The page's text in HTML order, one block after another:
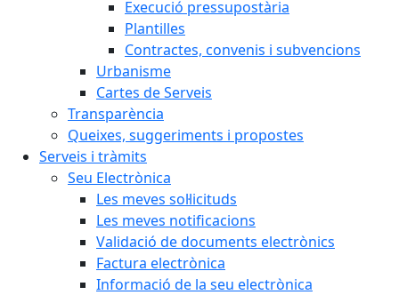
Execució pressupostària
Plantilles
Contractes, convenis i subvencions
Urbanisme
Cartes de Serveis
Transparència
Queixes, suggeriments i propostes
Serveis i tràmits
Seu Electrònica
Les meves sol·licituds
Les meves notificacions
Validació de documents electrònics
Factura electrònica
Informació de la seu electrònica